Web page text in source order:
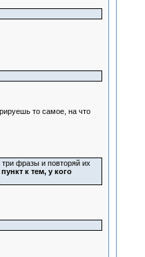
то самое, на что
фразы и повторяй их
к тем, у кого